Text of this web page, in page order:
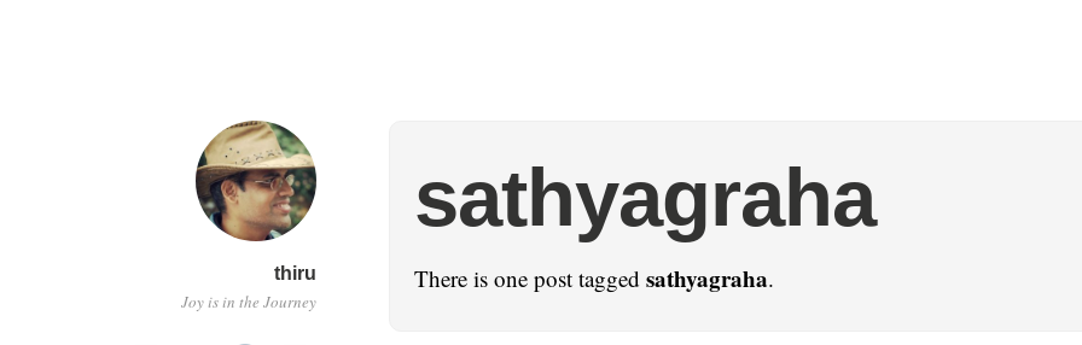
thiru
Joy is in the Journey
sathyagraha
There is one post tagged sathyagraha.